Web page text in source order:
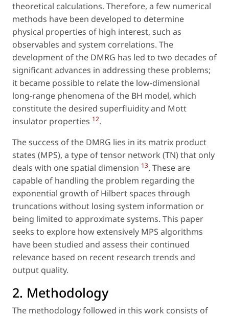
theoretical calculations. Therefore, a few numerical
methods have been developed to determine
physical properties of high interest, such as
observables and system correlations. The
development of the DMRG has led to two decades of
significant advances in addressing these problems;
it became possible to relate the low-dimensional
long-range phenomena of the BH model, which
constitute the desired superfluidity and Mott
insulator properties 12.
The success of the DMRG lies in its matrix product
states (MPS), a type of tensor network (TN) that only
deals with one spatial dimension 13. These are
capable of handling the problem regarding the
exponential growth of Hilbert spaces through
truncations without losing system information or
being limited to approximate systems. This paper
seeks to explore how extensively MPS algorithms
have been studied and assess their continued
relevance based on recent research trends and
output quality.
2. Methodology
The methodology followed in this work consists of